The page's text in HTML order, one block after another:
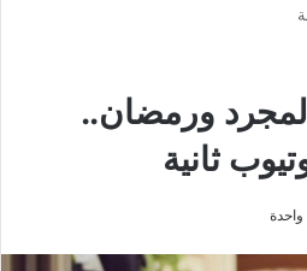
لمجرد ورمضان..
ثانية
واحدة